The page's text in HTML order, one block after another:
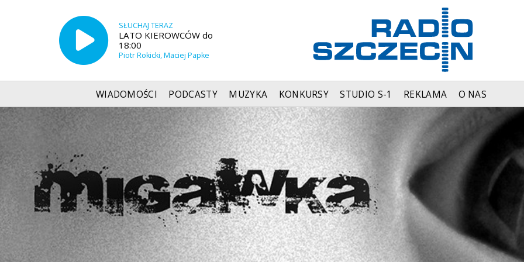
SŁUCHAJ TERAZ
LATO KIEROWCÓW do
18:00
Piotr Rokicki, Maciej Papke
WIADOMOŚCI PODCASTY MUZYKA KONKURSY STUDIO S-1 REKLAMA O NAS